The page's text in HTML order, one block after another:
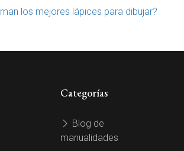
los mejores lápices para dibujar?
Categorías
Blog de
manualidades